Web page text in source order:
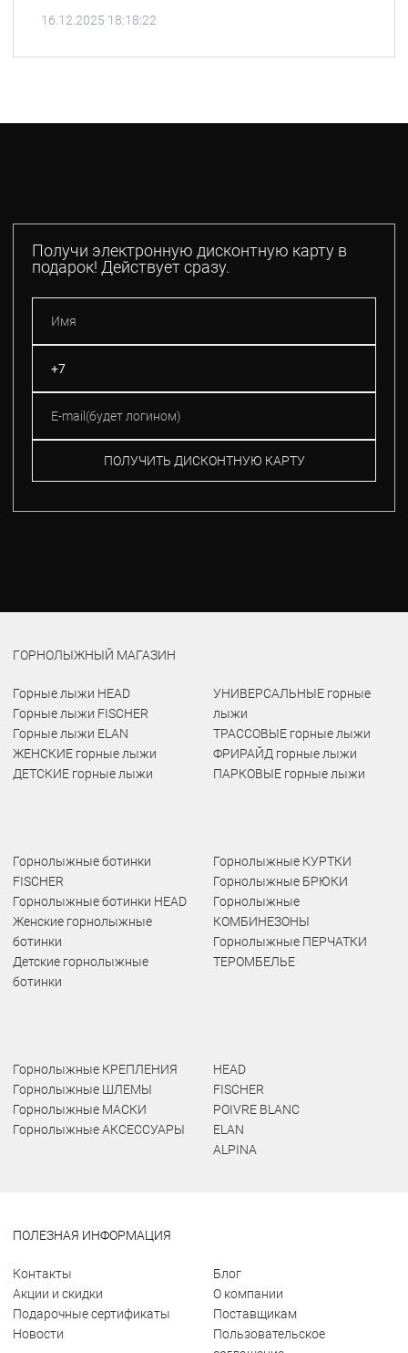
16.12.2025 18:18:22
Получи электронную дисконтную карту в
подарок! Действует сразу.
ПОЛУЧИТЬ ДИСКОНТНУЮ КАРТУ
ГОРНОЛЫЖНЫЙ МАГАЗИН
Горные лыжи HEAD
Горные лыжи FISCHER
Горные лыжи ELAN
ЖЕНСКИЕ горные лыжи
ДЕТСКИЕ горные лыжи
УНИВЕРСАЛЬНЫЕ горные
лыжи
ТРАССОВЫЕ горные лыжи
ФРИРАЙД горные лыжи
ПАРКОВЫЕ горные лыжи
Горнолыжные ботинки
FISCHER
Горнолыжные ботинки HEAD
Женские горнолыжные
ботинки
Детские горнолыжные
ботинки
Горнолыжные КУРТКИ
Горнолыжные БРЮКИ
Горнолыжные
КОМБИНЕЗОНЫ
Горнолыжные ПЕРЧАТКИ
ТЕРОМБЕЛЬЕ
Горнолыжные КРЕПЛЕНИЯ
Горнолыжные ШЛЕМЫ
Горнолыжные МАСКИ
Горнолыжные АКСЕССУАРЫ
HEAD
FISCHER
POIVRE BLANC
ELAN
ALPINA
ПОЛЕЗНАЯ ИНФОРМАЦИЯ
Контакты
Акции и скидки
Подарочные сертификаты
Новости
Блог
О компании
Поставщикам
Пользовательское